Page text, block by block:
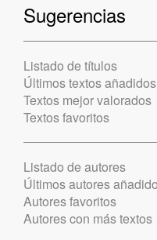
Sugerencias
Listado de títulos
Últimos textos añadidos
Textos mejor valorados
Textos favoritos
Listado de autores
Últimos autores
Autores favoritos
Autores con más textos